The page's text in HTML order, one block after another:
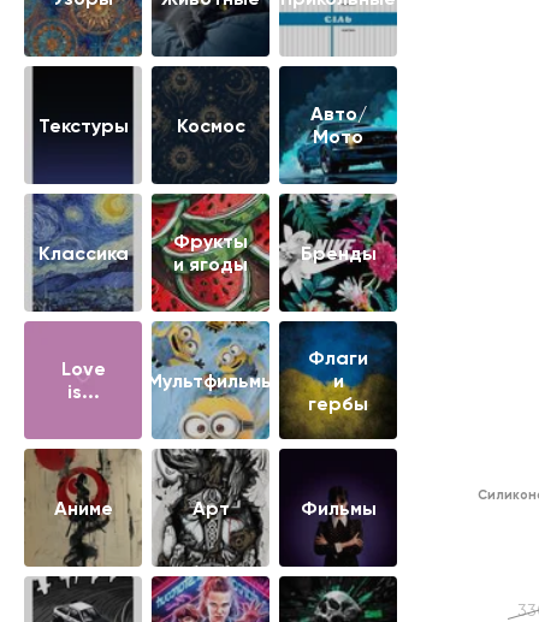
Текстуры Космос
Авто/
Мото
Классика
Фрукты
и ягоды
Бренды
Love
is...
Мультфильмы
Флаги
и
гербы
Аниме Арт Фильмы